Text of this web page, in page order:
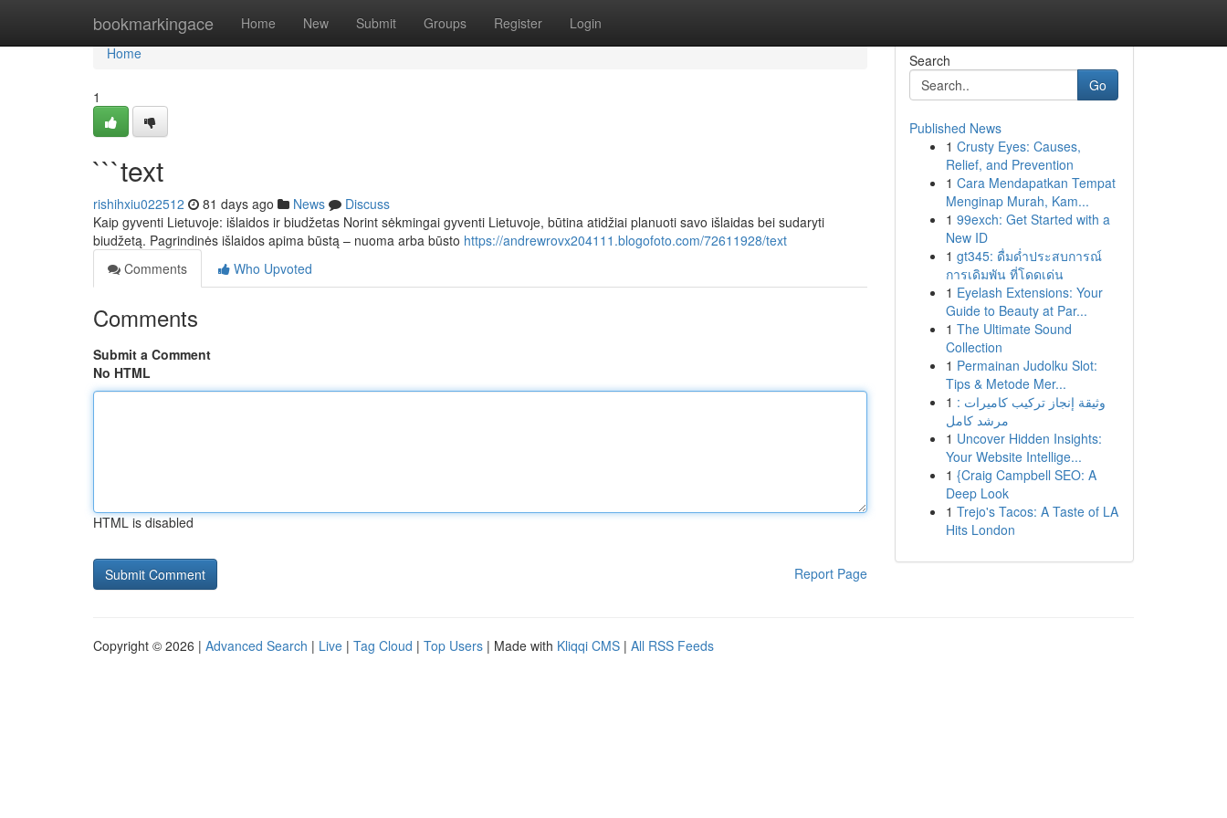
bookmarkingace Home New Submit Groups Register Login
Home
Home
1
```text
rishihxiu022512 81 days ago News
Discuss
Kaip gyventi Lietuvoje: išlaidos ir biudžetas Norint sėkmingai gyventi Lietuvoje, būtina atidžiai planuoti savo išlaidas bei sudaryti
biudžetą. Pagrindinės išlaidos apima būstą – nuoma arba būsto https://andrewrovx204111.blogofoto.com/72611928/text
Comments
Who Upvoted
Comments
Submit a Comment
No HTML
HTML is disabled
Report Page
Search
Go
Published News
1 Crusty Eyes: Causes,
Relief, and Prevention
1 Cara Mendapatkan Tempat
Menginap Murah, Kam...
1 99exch: Get Started with a
New ID
1 gt345: ดื่มด่ำประสบการณ์
การเดิมพัน ที่โดดเด่น
1 Eyelash Extensions: Your
Guide to Beauty at Par...
1 The Ultimate Sound
Collection
1 Permainan Judolku Slot:
Tips & Metode Mer...
1 وثيقة إنجاز تركيب كاميرات :
مرشد كامل
1 Uncover Hidden Insights:
Your Website Intellige...
1 {Craig Campbell SEO: A
Deep Look
1 Trejo's Tacos: A Taste of LA
Hits London
Copyright © 2026 | Advanced Search | Live | Tag Cloud | Top Users | Made with Kliqqi CMS | All RSS Feeds